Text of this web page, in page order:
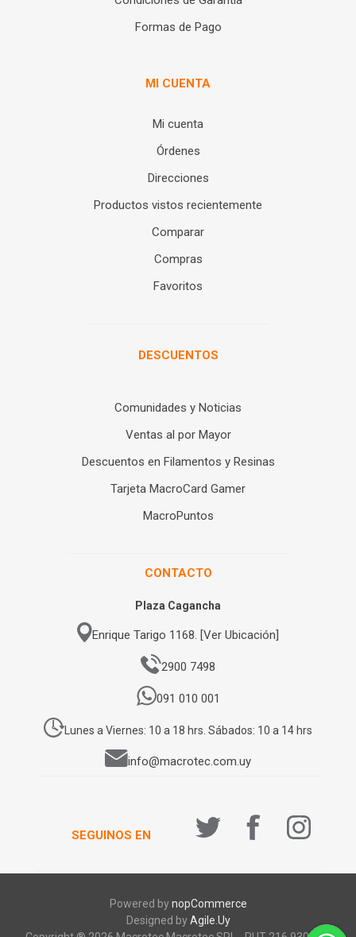
Formas de Pago
MI CUENTA
Mi cuenta
Órdenes
Direcciones
Productos vistos recientemente
Comparar
Compras
Favoritos
DESCUENTOS
Comunidades y Noticias
Ventas al por Mayor
Descuentos en Filamentos y Resinas
Tarjeta MacroCard Gamer
MacroPuntos
CONTACTO
Plaza Cagancha
Enrique Tarigo 1168. [Ver Ubicación]
2900 7498
091 010 001
Lunes a Viernes: 10 a 18 hrs. Sábados: 10 a 14 hrs
info@macrotec.com.uy
SEGUINOS EN
Powered bynopCommerce
Designed byAgile.Uy